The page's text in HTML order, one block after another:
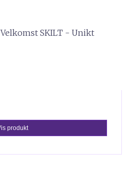
SKILT - Unikt
produkt